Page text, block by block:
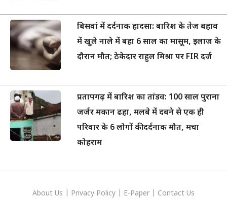
बिसवां में दर्दनाक हादसा: बारिश के तेज बहाव
में खुले नाले में बहा 6 साल का मासूम, इलाज के
दौरान मौत; ठेकेदार राहुल मिश्रा पर FIR दर्ज
प्रतापगढ़ में बारिश का तांडव: 100 साल पुराना
जर्जर मकान ढहा, मलबे में दबने से एक ही
परिवार के 6 लोगों की दर्दनाक मौत, मचा
कोहराम
About Us Privacy Policy E-Paper Contact Us